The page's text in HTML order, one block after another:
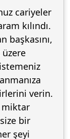
cariyeler
kılındı.
başkasını,
verin.
miktar
bir
şeyi